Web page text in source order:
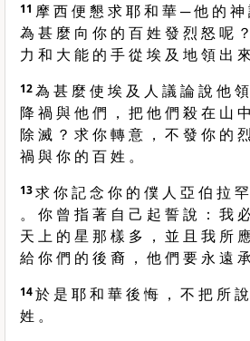
11 摩 西 便 懇 求 耶 和 華 ─ 他 的
為 甚 麼 向 你 的 百 姓 發 烈 怒 呢
力 和 大 能 的 手 從 埃 及 地 領 出 來
12為 甚 麼 使 埃 及 人 議 論 說 他
降 禍 與 他 們 ， 把 他 們 殺 在 山
除 滅 ？ 求 你 轉 意 ， 不 發 你 的
禍 與 你 的 百 姓 。
13求 你 記 念 你 的 僕 人 亞 伯 拉
。 你 曾 指 著 自 己 起 誓 說 ： 我
天 上 的 星 那 樣 多 ， 並 且 我 所
給 你 們 的 後 裔 ， 他 們 要 永 遠 承
14於 是 耶 和 華 後 悔 ， 不 把 所
姓 。